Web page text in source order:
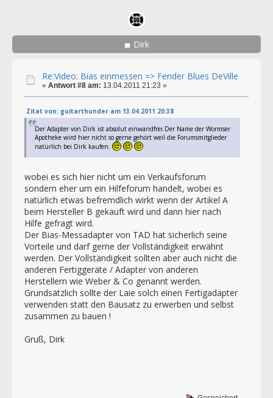
Dirk
Re:Video: Bias einmessen => Fender Blues DeVille
« Antwort #8 am: 13.04.2011 21:23 »
Zitat von: guitarthunder am 13.04.2011 20:38
Der Adapter von Dirk ist absolut einwandfrei.Der Name der Wormser
Apotheke wird hier nicht so gerne gehört weil die Forumsmitglieder
natürlich bei Dirk kaufen.
wobei es sich hier nicht um ein Verkaufsforum
sondern eher um ein Hilfeforum handelt, wobei es
natürlich etwas befremdlich wirkt wenn der Artikel A
beim Hersteller B gekauft wird und dann hier nach
Hilfe gefragt wird.
Der Bias-Messadapter von TAD hat sicherlich seine
Vorteile und darf gerne der Vollständigkeit erwähnt
werden. Der Vollständigkeit sollten aber auch nicht die
anderen Fertiggeräte / Adapter von anderen
Herstellern wie Weber & Co genannt werden.
Grundsätzlich sollte der Laie solch einen Fertigadapter
verwenden statt den Bausatz zu erwerben und selbst
zusammen zu bauen !
Gruß, Dirk